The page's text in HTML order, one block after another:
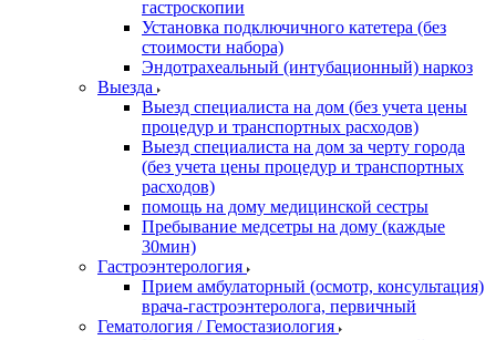
гастроскопии
Установка подключичного катетера (без
стоимости набора)
Эндотрахеальный (интубационный) наркоз
Выезда
Выезд специалиста на дом (без учета цены
процедур и транспортных расходов)
Выезд специалиста на дом за черту города
(без учета цены процедур и транспортных
расходов)
помощь на дому медицинской сестры
Пребывание медсетры на дому (каждые
30мин)
Гастроэнтерология
Прием амбулаторный (осмотр, консультация)
врача-гастроэнтеролога, первичный
Гематология / Гемостазиология